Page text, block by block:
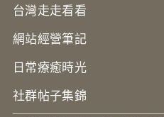
台灣走走看看
網站經營筆記
日常療癒時光
社群帖子集錦